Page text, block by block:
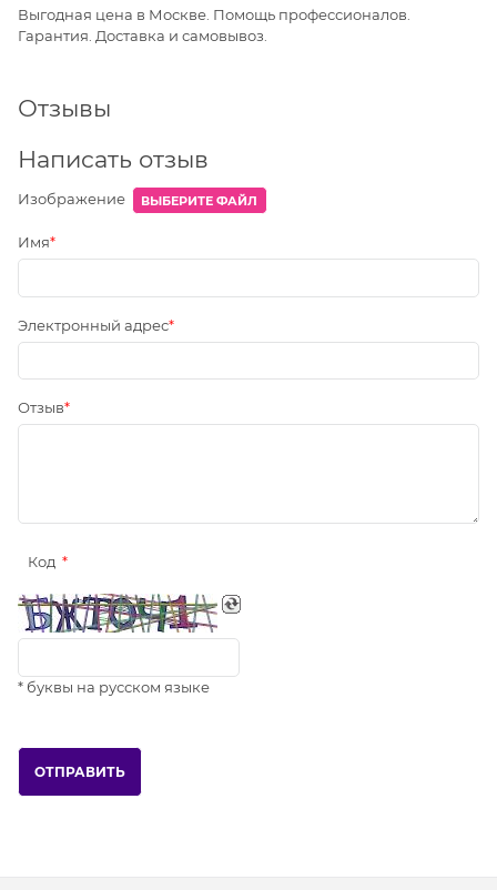
Выгодная цена в Москве. Помощь профессионалов.
Гарантия. Доставка и самовывоз.
Отзывы
Написать отзыв
Изображение ВЫБЕРИТЕ ФАЙЛ
Имя
Электронный адрес
Отзыв
Код
* буквы на русском языке